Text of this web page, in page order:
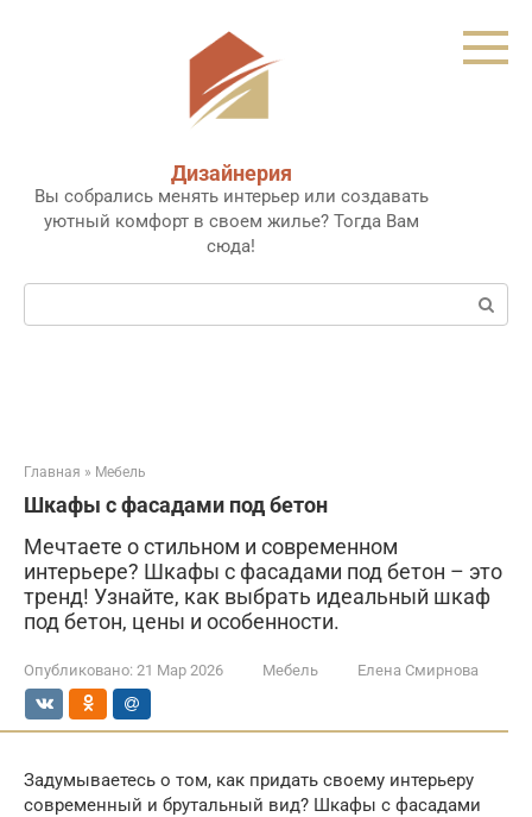
Дизайнерия
Вы собрались менять интерьер или создавать
уютный комфорт в своем жилье? Тогда Вам
сюда!
Поиск:
Главная » Мебель
Шкафы с фасадами под бетон
Мечтаете о стильном и современном
интерьере? Шкафы с фасадами под бетон – это
тренд! Узнайте, как выбрать идеальный шкаф
под бетон, цены и особенности.
Опубликовано: 21 Мар 2026 Мебель Елена Смирнова
Задумываетесь о том, как придать своему интерьеру
современный и брутальный вид? Шкафы с фасадами